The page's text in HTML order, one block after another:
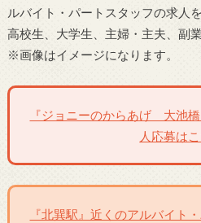
ルバイト・パートスタッフの求人
高校生、大学生、主婦・主夫、副
※画像はイメージになります。
『ジョニーのからあげ 大池
人応募は
『北巽駅』近くのアルバイト